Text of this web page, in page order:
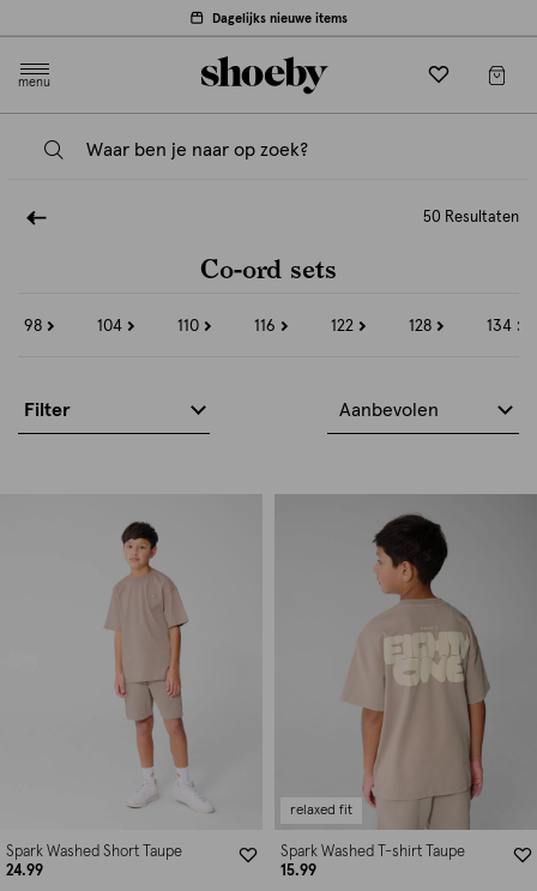
Dagelijks nieuwe items
menu
50 Resultaten
Co-ord sets
98
Refine
104
Refine
110
Refine
116
Refine
122
Refine
128
Refine
134
Refine
Filter Aanbevolen
Spark Washed Short Taupe
24.99
relaxed fit
Spark Washed T-shirt Taupe
15.99